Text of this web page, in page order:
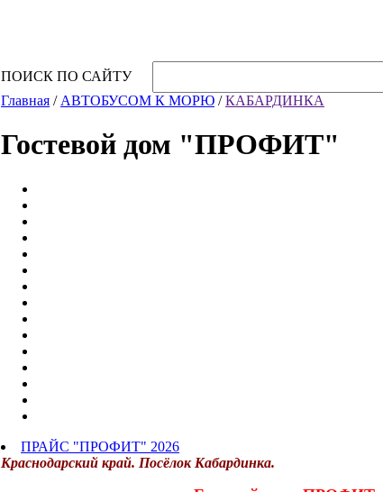
ПОИСК ПО САЙТУ
Главная / АВТОБУСОМ К МОРЮ /КАБАРДИНКА
Гостевой дом "ПРОФИТ"
ПРАЙС "ПРОФИТ" 2026
Краснодарский край. Посёлок Кабардинка.